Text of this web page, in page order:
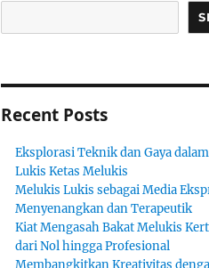
Recent Posts
Eksplorasi Teknik dan Gaya
Lukis Ketas Melukis
Melukis Lukis sebagai Media
Menyenangkan dan Terapeutik
Kiat Mengasah Bakat Melukis
dari Nol hingga Profesional
Membangkitkan Kreativitas